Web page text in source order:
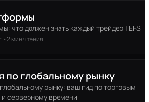
что должен знать каждый трейдер TEFS
•2 мин чтения
по глобальному рынку
рынку: ваш гид по торговым
серверному времени